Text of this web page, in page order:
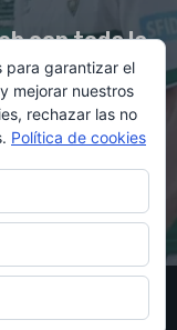
con toda la
C.F.
Maestre
para garantizar el
mejorar nuestros
rechazar las no
Política de cookies